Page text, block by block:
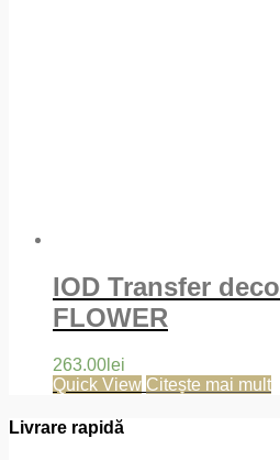
IOD Transfer
FLOWER
263.00 lei
Quick View Citește mai mult
Livrare rapidă